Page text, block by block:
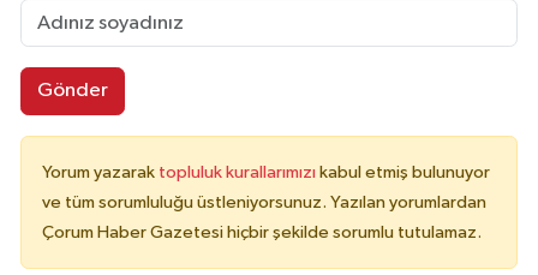
Gönder
Yorum yazarak topluluk kurallarımızı kabul etmiş bulunuyor
ve tüm sorumluluğu üstleniyorsunuz. Yazılan yorumlardan
Çorum Haber Gazetesi hiçbir şekilde sorumlu tutulamaz.